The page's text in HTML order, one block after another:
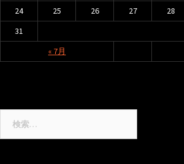
« 7月
24
25 26 27 28
31